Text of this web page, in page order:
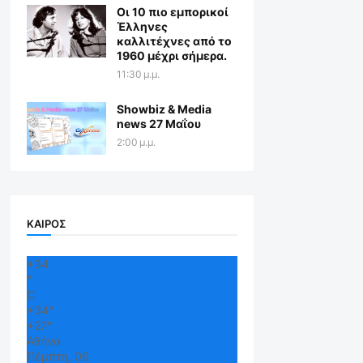
Οι 10 πιο εμπορικοί
Έλληνες
καλλιτέχνες από το
1960 μέχρι σήμερα.
11:30 μ.μ.
Showbiz & Media
news 27 Μαΐου
2:00 μ.μ.
ΚΑΙΡΟΣ
+34
°
C
+34°
+27°
Αθήνα
Πέμπτη, 06